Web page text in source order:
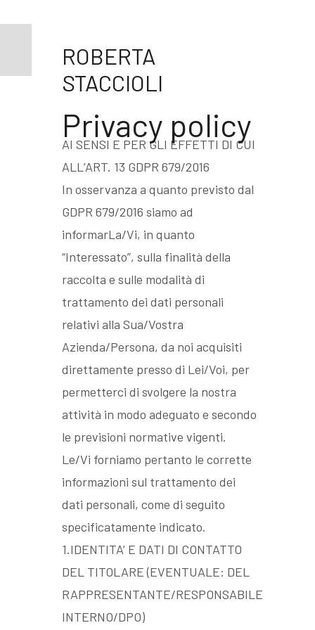
ROBERTA
STACCIOLI
Privacy policy
AI SENSI E PER GLI EFFETTI DI CUI
ALL’ART. 13 GDPR 679/2016
In osservanza a quanto previsto dal
GDPR 679/2016 siamo ad
informarLa/Vi, in quanto
“Interessato”, sulla finalità della
raccolta e sulle modalità di
trattamento dei dati personali
relativi alla Sua/Vostra
Azienda/Persona, da noi acquisiti
direttamente presso di Lei/Voi, per
permetterci di svolgere la nostra
attività in modo adeguato e secondo
le previsioni normative vigenti.
Le/Vi forniamo pertanto le corrette
informazioni sul trattamento dei
dati personali, come di seguito
specificatamente indicato.
1.IDENTITA’ E DATI DI CONTATTO
DEL TITOLARE (EVENTUALE: DEL
RAPPRESENTANTE/RESPONSABILE
INTERNO/DPO)